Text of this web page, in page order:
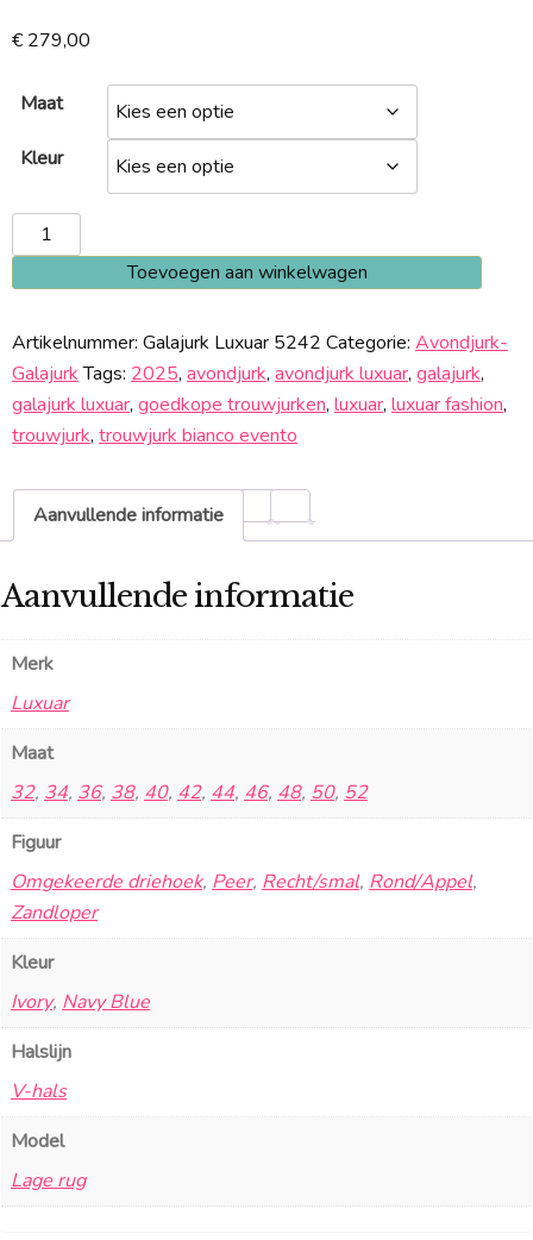
€279,00
Maat
Kleur
Galajurk
5242
aantal
Toevoegen aan winkelwagen
Artikelnummer: Galajurk Luxuar 5242 Categorie: Avondjurk-
Galajurk Tags: 2025, avondjurk, avondjurk luxuar, galajurk,
galajurk luxuar, goedkope trouwjurken, luxuar, luxuar fashion,
trouwjurk, trouwjurk bianco evento
Aanvullende informatie
Aanvullende informatie
Merk
Luxuar
Maat
32, 34, 36, 38, 40, 42, 44, 46, 48, 50, 52
Figuur
Omgekeerde driehoek, Peer, Recht/smal, Rond/Appel,
Zandloper
Kleur
Ivory, Navy Blue
Halslijn
V-hals
Model
Lage rug